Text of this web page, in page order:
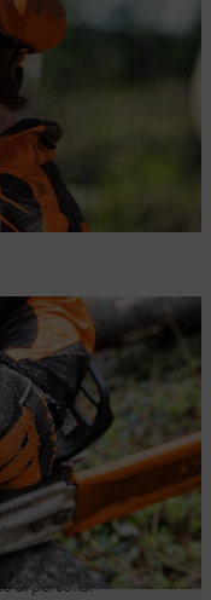
le applicazioni
esperienza, sono in
giusti e di offrire un
Trovate un
di persona!